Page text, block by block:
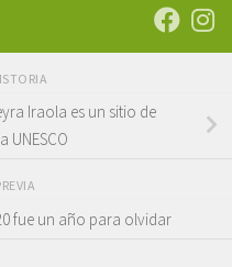
Iraola es un sitio de
UNESCO
fue un año para olvidar